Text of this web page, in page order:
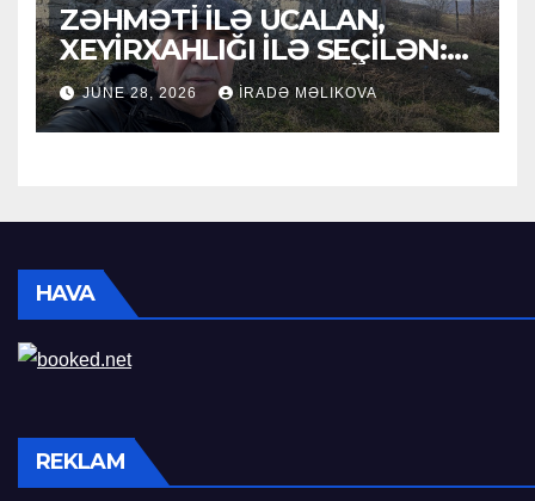
ZƏHMƏTİ İLƏ UCALAN,
XEYİRXAHLIĞI İLƏ SEÇİLƏN:
HACI RAMAZAN QULİYEV
JUNE 28, 2026 İRADƏ MƏLIKOVA
HAVA
REKLAM